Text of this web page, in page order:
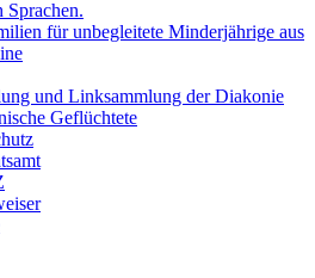
Sprachen.
für unbegleitete Minderjährige aus
und Linksammlung der Diakonie
Geflüchtete